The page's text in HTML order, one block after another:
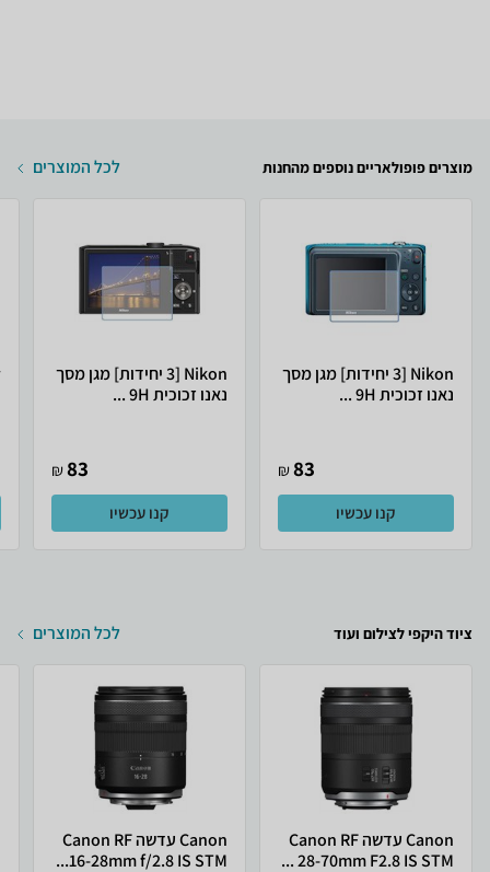
מוצרים פופולאריים נוספים מהחנות לכל המוצרים
Nikon [3 יחידות] מגן מסך
נאנו זכוכית 9H ...
83
₪
קנו עכשיו
Nikon [3 יחידות] מגן מסך
נאנו זכוכית 9H ...
83
₪
קנו עכשיו
ציוד היקפי לצילום ועוד לכל המוצרים
Canon עדשה Canon RF
28-70mm F2.8 IS STM ...
Canon עדשה Canon RF
16-28mm f/2.8 IS STM...